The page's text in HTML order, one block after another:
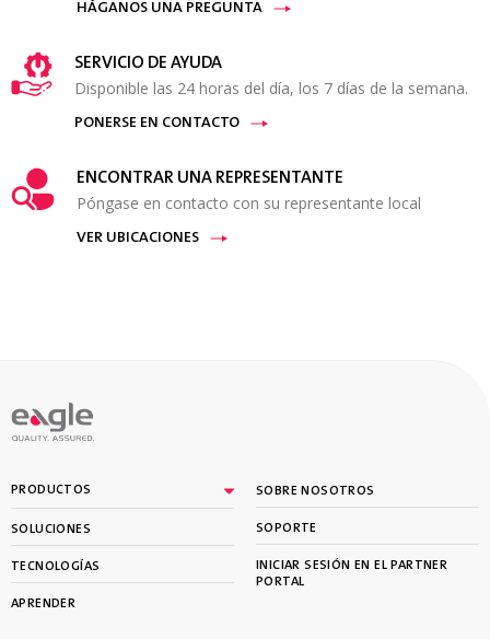
HÁGANOS UNA PREGUNTA
SERVICIO DE AYUDA
Disponible las 24 horas del día, los 7 días de la semana.
PONERSE EN CONTACTO
ENCONTRAR UNA REPRESENTANTE
Póngase en contacto con su representante local
VER UBICACIONES
PRODUCTOS
SOLUCIONES
TECNOLOGÍAS
APRENDER
SOBRE NOSOTROS
SOPORTE
INICIAR SESIÓN EN EL PARTNER
PORTAL